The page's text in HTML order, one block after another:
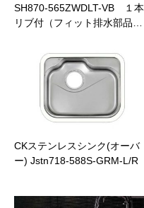
SH870-565ZWDLT-VB １本
リブ付（フィット排水部品…
CKステンレスシンク(オーバ
ー) Jstn718-588S-GRM-L/R